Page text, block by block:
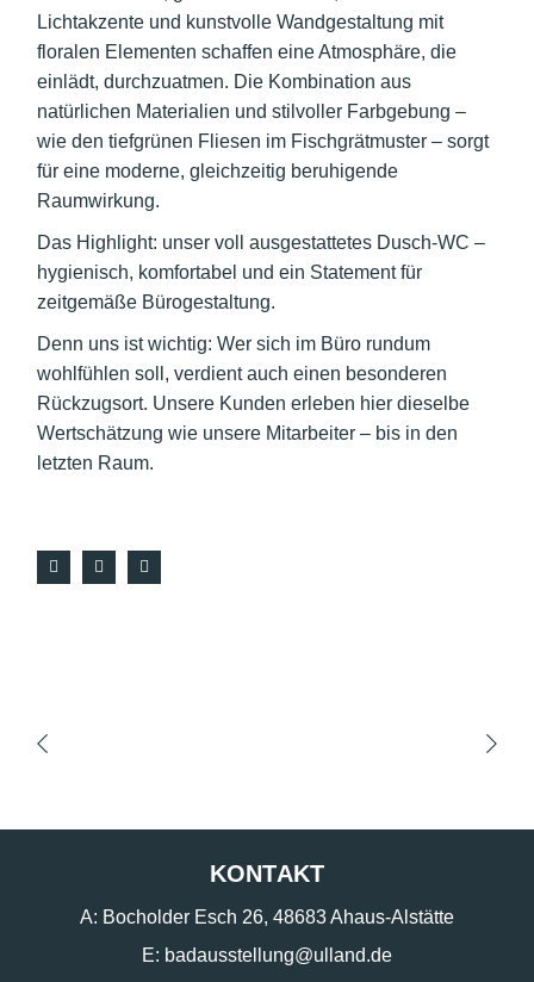
Lichtakzente und kunstvolle Wandgestaltung mit
floralen Elementen schaffen eine Atmosphäre, die
einlädt, durchzuatmen. Die Kombination aus
natürlichen Materialien und stilvoller Farbgebung –
wie den tiefgrünen Fliesen im Fischgrätmuster – sorgt
für eine moderne, gleichzeitig beruhigende
Raumwirkung.
Das Highlight: unser voll ausgestattetes Dusch-WC –
hygienisch, komfortabel und ein Statement für
zeitgemäße Bürogestaltung.
Denn uns ist wichtig: Wer sich im Büro rundum
wohlfühlen soll, verdient auch einen besonderen
Rückzugsort. Unsere Kunden erleben hier dieselbe
Wertschätzung wie unsere Mitarbeiter – bis in den
letzten Raum.
KONTAKT
A: Bocholder Esch 26, 48683 Ahaus-Alstätte
E: badausstellung@ulland.de